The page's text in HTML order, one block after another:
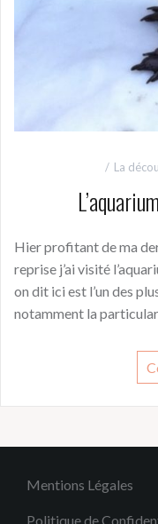
La
Hier profitant de ma
reprise j’ai visité
on dit ici est l’un des
notamment la
Mentions Légales
Politique de